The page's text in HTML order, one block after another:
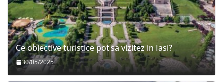
Ce obiective turistice pot sa vizitez in Iasi?
30/05/2025